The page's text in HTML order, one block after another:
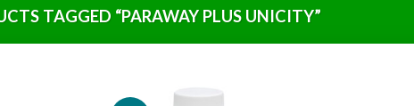
TAGGED “PARAWAY PLUS UNICITY”